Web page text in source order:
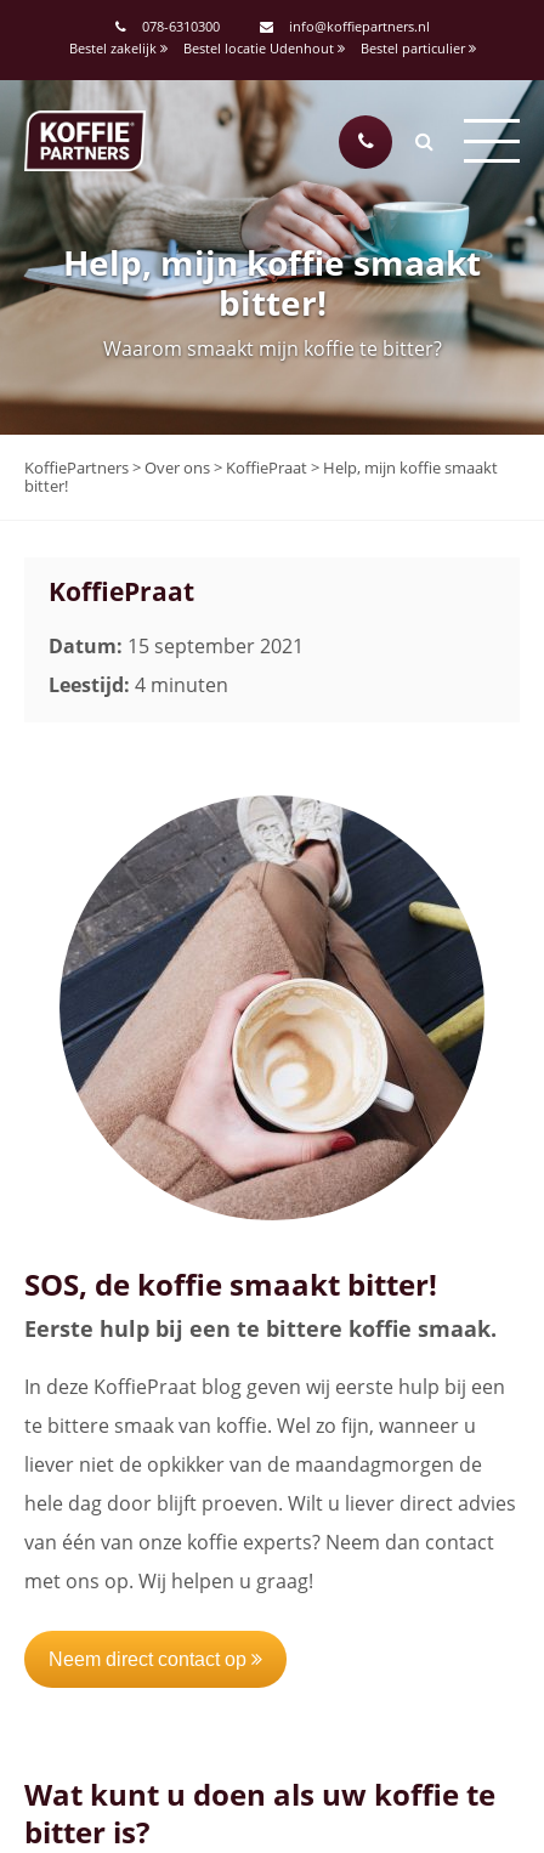
078-6310300
info@koffiepartners.nl
Bestel zakelijk
Bestel locatie Udenhout Bestel particulier
Help, mijn koffie smaakt
bitter!
Waarom smaakt mijn koffie te bitter?
KoffiePartners>Over ons> KoffiePraat> Help, mijn koffie smaakt
bitter!
KoffiePraat
Datum: 15 september 2021
Leestijd: 4 minuten
SOS, de koffie smaakt bitter!
Eerste hulp bij een te bittere koffie smaak.
In deze KoffiePraat blog geven wij eerste hulp bij een
te bittere smaak van koffie. Wel zo fijn, wanneer u
liever niet de opkikker van de maandagmorgen de
hele dag door blijft proeven. Wilt u liever direct advies
van één van onze koffie experts? Neem dan contact
met ons op. Wij helpen u graag!
Neem direct contact op
Wat kunt u doen als uw koffie te
bitter is?